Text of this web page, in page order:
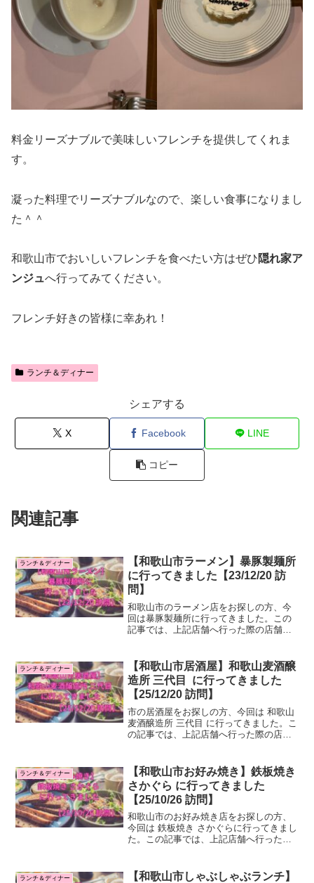
料金リーズナブルで美味しいフレンチを提供してくれま
す。
凝った料理でリーズナブルなので、楽しい食事になりまし
た＾＾
和歌山市でおいしいフレンチを食べたい方はぜひ隠れ家ア
ンジュへ行ってみてください。
フレンチ好きの皆様に幸あれ！
ランチ＆ディナー
シェアする
X Facebook LINE
コピー
関連記事
ランチ＆ディナー
【和歌山市ラーメン】暴豚製麺所
に行ってきました【23/12/20 訪
問】
和歌山市のラーメン店をお探しの方、今
回は暴豚製麺所に行ってきました。この
記事では、上記店舗へ行った際の店舗情
る皆様へ私のブログでは和歌山市のラン
チ、ディナーに実際に行っ...
ランチ＆ディナー
【和歌山市居酒屋】和歌山麦酒醸
造所 三代目 に行ってきました
【25/12/20 訪問】
市の居酒屋をお探しの方、今回は 和歌山
麦酒醸造所 三代目 に行ってきました。こ
の記事では、上記店舗へ行った際の店舗
いる皆様へ私のブログでは和歌山市のラ
ンチ、ディナーに実...
ランチ＆ディナー
【和歌山市お好み焼き】鉄板焼き
さかぐら に行ってきました
【25/10/26 訪問】
和歌山市のお好み焼き店をお探しの方、
今回は 鉄板焼き さかぐらに行ってきまし
た。この記事では、上記店舗へ行った際
討している皆様へ私のブログでは和歌山
ランチ＆ディナー
【和歌山市しゃぶしゃぶランチ】